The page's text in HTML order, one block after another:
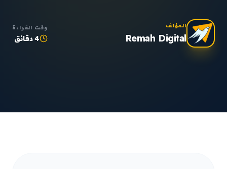
المؤلف
Remah Digital
وقت القراءة
4 دقائق